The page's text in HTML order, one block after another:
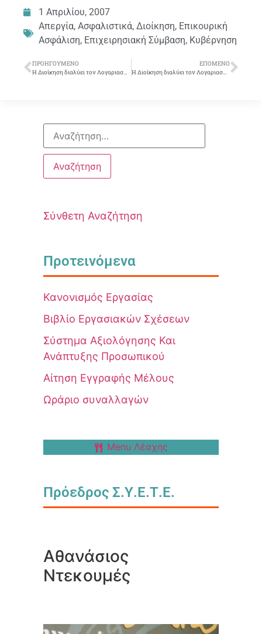
1 Απριλίου, 2007
Απεργία, Ασφαλιστικά, Διοίκηση, Επικουρική
Ασφάλιση, Επιχειρησιακή Σύμβαση, Κυβέρνηση
ΠΡΟΗΓΟΎΜΕΝΟ
Η Διοίκηση διαλύει τον Λογαριασμό Επικούρησης
ΕΠΌΜΕΝΟ
Η Διοίκηση διαλύει τον Λογαριασμό Επικούρησης
Σύνθετη Αναζήτηση
Προτεινόμενα
Κανονισμός Εργασίας
Βιβλίο Εργασιακών Σχέσεων
Σύστημα Αξιολόγησης Και
Ανάπτυξης Προσωπικού
Αίτηση Εγγραφής Μέλους
Ωράριο συναλλαγών
Menu Λέσχης
Πρόεδρος Σ.Υ.Ε.Τ.Ε.
Αθανάσιος
Ντεκουμές